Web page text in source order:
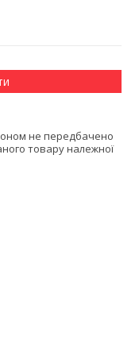
не передбачено
товару належної